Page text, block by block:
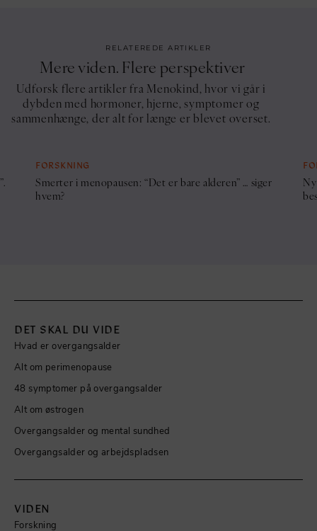
RELATEREDE ARTIKLER
Mere viden. Flere perspektiver
Udforsk flere artikler fra Menokind, hvor vi går i
dybden med hormoner, hjerne, symptomer og
sammenhænge, der alt for længe er blevet overset.
FORSKNING
Smerter i menopausen: “Det er bare alderen” … siger
hvem?
DET SKAL DU VIDE
Hvad er overgangsalder
Alt om perimenopause
48 symptomer på overgangsalder
Alt om østrogen
Overgangsalder og mental sundhed
Overgangsalder og arbejdspladsen
VIDEN
Forskning